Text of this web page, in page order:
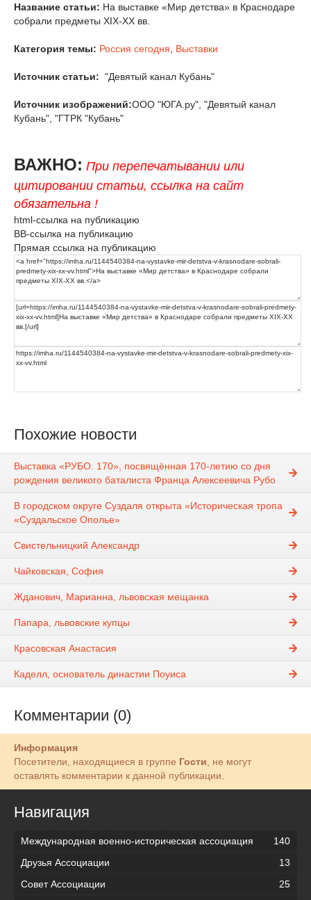
Название статьи: На выставке «Мир детства» в Краснодаре
собрали предметы XIX-XX вв.
Категория темы: Россия сегодня Выставки
Источник статьи: "Девятый канал Кубань"
Источник изображений:ООО "ЮГА.ру", "Девятый канал
Кубань", "ГТРК "Кубань"
ВАЖНО: При перепечатывании или
цитировании статьи, ссылка на сайт
обязательна !
html-ссылка на публикацию
BB-ссылка на публикацию
Прямая ссылка на публикацию
Похожие новости
Выставка «РУБО. 170», посвящённая 170-летию со дня
рождения великого баталиста Франца Алексеевича Рубо
В городском округе Суздаля открыта «Историческая тропа
«Суздальское Ополье»
Свистельницкий Александр
Чайковская, София
Жданович, Марианна, львовская мещанка
Папара, львовские купцы
Красовская Анастасия
Каделл, основатель династии Поуиса
Комментарии (0)
Информация
Посетители, находящиеся в группе Гости , не могут
оставлять комментарии к данной публикации.
Навигация
Международная военно-историческая ассоциация
140
Друзья Ассоциации
13
Совет Ассоциации
25